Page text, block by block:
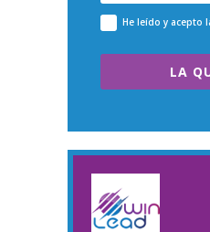
He leído y acepto
LA